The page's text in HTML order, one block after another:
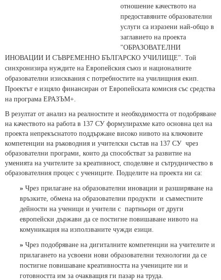
отношение качеството на
предоставяните образователни
услуги са изразени най-общо в
заглавието на проекта
"ОБРАЗОВАТЕЛНИ
ИНОВАЦИИ И СЪВРЕМЕННО БЪЛГАРСКО УЧИЛИЩЕ". Той
синхронизира нуждите на Европейския съюз и националните
образователни изисквания с потребностите на училищния екип.
Проектът е изцяло финансиран от Европейската комисия със средства
на програма ЕРАЗЪМ+.
В резултат от анализ на реалностите и необходимостта от подобряване
на качеството на работа в 137 СУ формулирахме като основна цел на
проекта непрекъснатото поддържане високо нивото на ключовите
компетенции на ръководния и учителски състав на 137 СУ чрез
образователни програми, които да способстват за развитие на
уменията на учителите за креативност, споделяне и сътрудничество в
образователния процес с учениците. Подцелите на проекта ни са:
» Чрез прилагане на образователни иновации и разширяване на
връзките, обмена на образователни продукти и съвместните
дейности на ученици и учители с партньори от други
европейски държави да се постигне повишаване нивото на
комуникация на използваните чужди езици.
» Чрез подобряване на дигиталните компетенции на учителите и
прилагането на усвоени нови образователни технологии да се
постигне повишаване креативността на учениците ни и
готовността им за очакващия ги пазар на труда.